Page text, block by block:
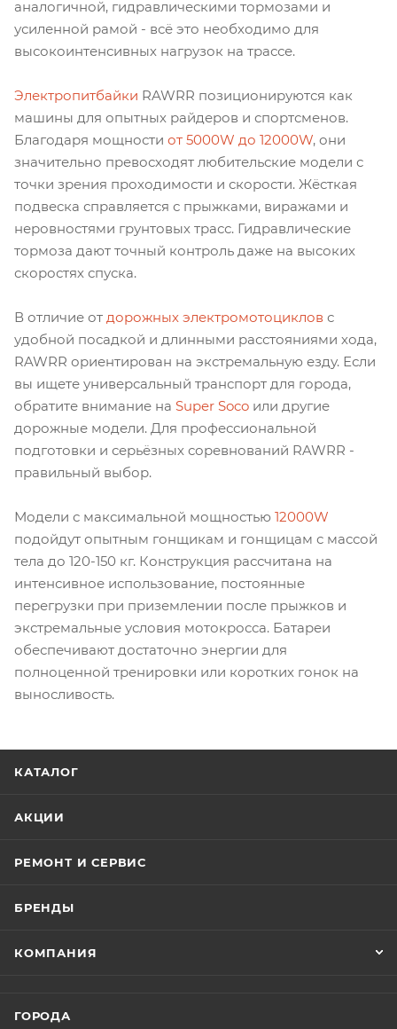
аналогичной, гидравлическими тормозами и
усиленной рамой - всё это необходимо для
высокоинтенсивных нагрузок на трассе.
Электропитбайки RAWRR позиционируются как
машины для опытных райдеров и спортсменов.
Благодаря мощности от 5000W до 12000W, они
значительно превосходят любительские модели с
точки зрения проходимости и скорости. Жёсткая
подвеска справляется с прыжками, виражами и
неровностями грунтовых трасс. Гидравлические
тормоза дают точный контроль даже на высоких
скоростях спуска.
В отличие от дорожных электромотоциклов с
удобной посадкой и длинными расстояниями хода,
RAWRR ориентирован на экстремальную езду. Если
вы ищете универсальный транспорт для города,
обратите внимание на Super Soco или другие
дорожные модели. Для профессиональной
подготовки и серьёзных соревнований RAWRR -
правильный выбор.
Модели с максимальной мощностью 12000W
подойдут опытным гонщикам и гонщицам с массой
тела до 120-150 кг. Конструкция рассчитана на
интенсивное использование, постоянные
перегрузки при приземлении после прыжков и
экстремальные условия мотокросса. Батареи
обеспечивают достаточно энергии для
полноценной тренировки или коротких гонок на
выносливость.
КАТАЛОГ
АКЦИИ
РЕМОНТ И СЕРВИС
БРЕНДЫ
КОМПАНИЯ
ГОРОДА